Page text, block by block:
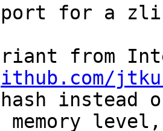
for a
hash